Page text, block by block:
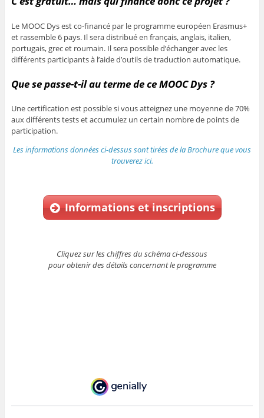
Le MOOC Dys est co-financé par le programme européen Erasmus+
et rassemble 6 pays. Il sera distribué en français, anglais, italien,
portugais, grec et roumain. Il sera possible d’échanger avec les
différents participants à l’aide d’outils de traduction automatique.
Que se passe-t-il au terme de ce MOOC Dys ?
Une certification est possible si vous atteignez une moyenne de 70%
aux différents tests et accumulez un certain nombre de points de
participation.
Les informations données ci-dessus sont tirées de la Brochure que vous
trouverez ici.
Informations et inscriptions
Cliquez sur les chiffres du schéma ci-dessous
pour obtenir des détails concernant le programme